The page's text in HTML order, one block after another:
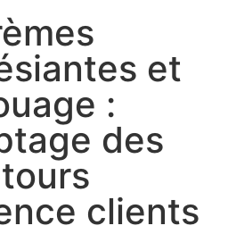
et
:
des
clients